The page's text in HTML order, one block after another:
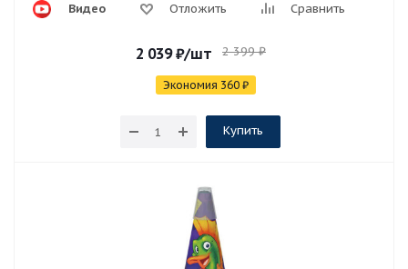
Видео Отложить Сравнить
2 039₽/шт 2 399₽
Экономия 360₽
Купить